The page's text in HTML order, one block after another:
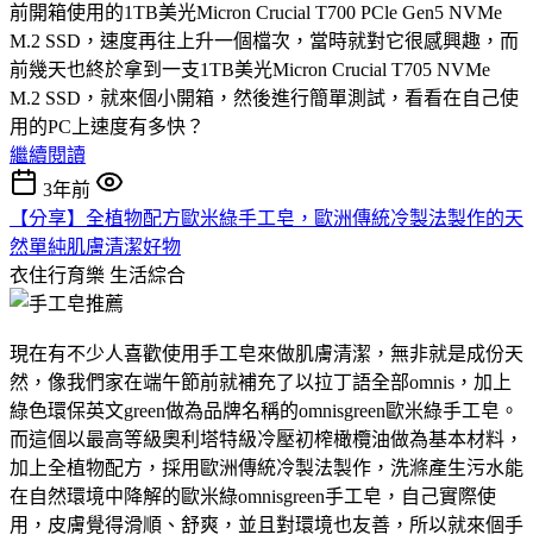
前開箱使用的1TB美光Micron Crucial T700 PCle Gen5 NVMe
M.2 SSD，速度再往上升一個檔次，當時就對它很感興趣，而
前幾天也終於拿到一支1TB美光Micron Crucial T705 NVMe
M.2 SSD，就來個小開箱，然後進行簡單測試，看看在自己使
用的PC上速度有多快？
繼續閱讀
3年前
【分享】全植物配方歐米綠手工皂，歐洲傳統冷製法製作的天
然單純肌膚清潔好物
衣住行育樂 生活綜合
現在有不少人喜歡使用手工皂來做肌膚清潔，無非就是成份天
然，像我們家在端午節前就補充了以拉丁語全部omnis，加上
綠色環保英文green做為品牌名稱的omnisgreen歐米綠手工皂。
而這個以最高等級奧利塔特級冷壓初榨橄欖油做為基本材料，
加上全植物配方，採用歐洲傳統冷製法製作，洗滌產生污水能
在自然環境中降解的歐米綠omnisgreen手工皂，自己實際使
用，皮膚覺得滑順、舒爽，並且對環境也友善，所以就來個手